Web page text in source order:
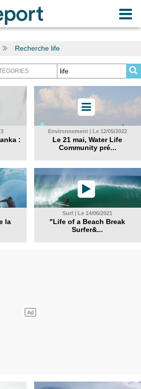
Recherche life
:
Environnement | Le 12/05/2022
Le 21 mai, Water Life
Community pré...
la
Surf | Le 14/06/2021
"Life of a Beach Break
Surfer&...